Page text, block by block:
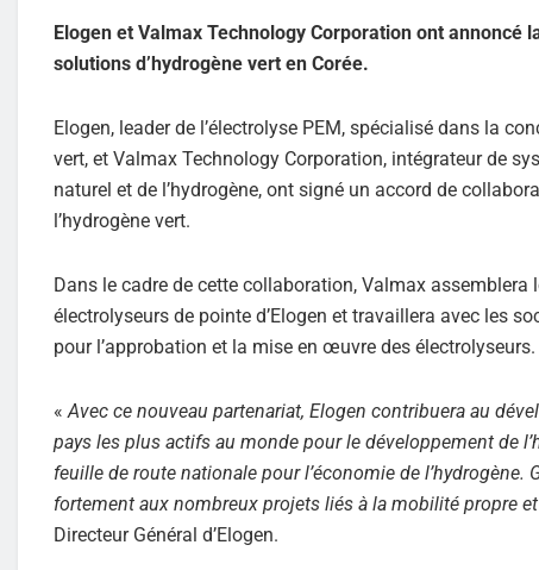
Elogen et Valmax Technology Corporation ont
solutions d’hydrogène vert en Corée.
Elogen, leader de l’électrolyse PEM, spécialisé dans la
vert, et Valmax Technology Corporation, intégrateur de
naturel et de l’hydrogène, ont signé un accord de
l’hydrogène vert.
Dans le cadre de cette collaboration, Valmax assemblera
électrolyseurs de pointe d’Elogen et travaillera avec les
pour l’approbation et la mise en œuvre des électrolyseurs.
«Avec ce nouveau partenariat, Elogen contribuera au
pays les plus actifs au monde pour le développement de
feuille de route nationale pour l’économie de
fortement aux nombreux projets liés à la mobilité propre et
Directeur Général d’Elogen.